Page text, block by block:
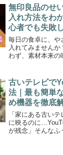
な？」と感じると
も、どう教えて
無印良品のせ
入れ方法をわ
心者でも失敗
も紹介！
毎日の食卓に、や
入れてみません
わず、素材本来の
の人気アイテム「
手入れ方法、初心
古いテレビで
法｜最も簡単
め機器を徹底
「家にある古い
に映るのに
が残念」そんなふ